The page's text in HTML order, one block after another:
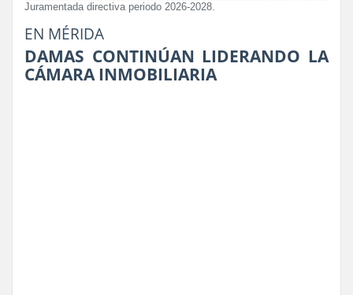
Juramentada directiva periodo 2026-2028.
EN MÉRIDA
DAMAS CONTINÚAN LIDERANDO LA
CÁMARA INMOBILIARIA